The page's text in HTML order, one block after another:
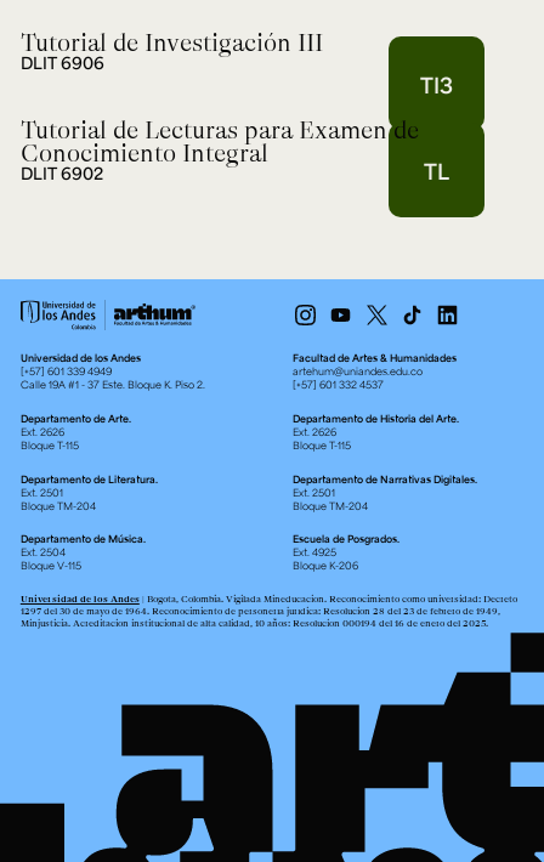
TI3
Tutorial de Investigación III
DLIT 6906
TL
Tutorial de Lecturas para Examen de
Conocimiento Integral
DLIT 6902
Universidad de los Andes
[+57] 601 339 4949
Calle 19A #1 - 37 Este. Bloque K. Piso 2.
Facultad de Artes & Humanidades
artehum@uniandes.edu.co
[+57] 601 332 4537
Departamento de Arte.
Ext. 2626
Bloque T-115
Departamento de Historia del Arte.
Ext. 2626
Bloque T-115
Departamento de Literatura.
Ext. 2501
Bloque TM-204
Departamento de Narrativas Digitales.
Ext. 2501
Bloque TM-204
Departamento de Música.
Ext. 2504
Bloque V-115
Escuela de Posgrados.
Ext. 4925
Bloque K-206
Universidad de los Andes| Bogotá, Colombia. Vigilada Mineducación. Reconocimiento como universidad: Decreto
1297 del 30 de mayo de 1964. Reconocimiento de personería jurídica: Resolución 28 del 23 de febrero de 1949,
Minjusticia. Acreditación institucional de alta calidad, 10 años: Resolución 000194 del 16 de enero del 2025.